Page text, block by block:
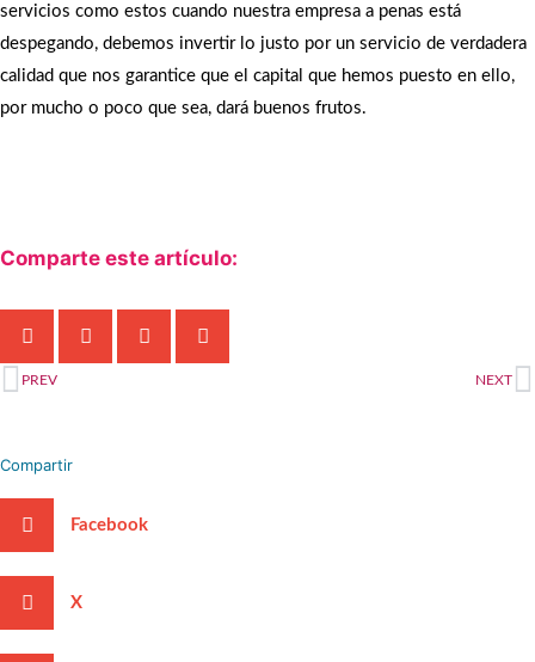
servicios como estos cuando nuestra empresa a penas está
despegando, debemos invertir lo justo por un servicio de verdadera
calidad que nos garantice que el capital que hemos puesto en ello,
por mucho o poco que sea, dará buenos frutos.
Comparte este artículo:
Ant
PREV NEXT
Compartir
Facebook
X